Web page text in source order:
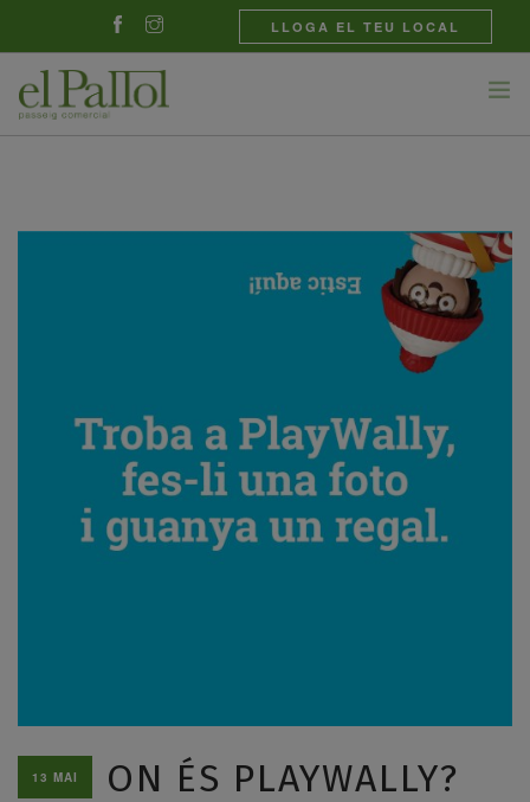
LLOGA EL TEU LOCAL
13 MAI
ON ÉS PLAYWALLY?